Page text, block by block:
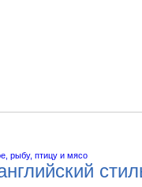
рыбу, птицу и мясо